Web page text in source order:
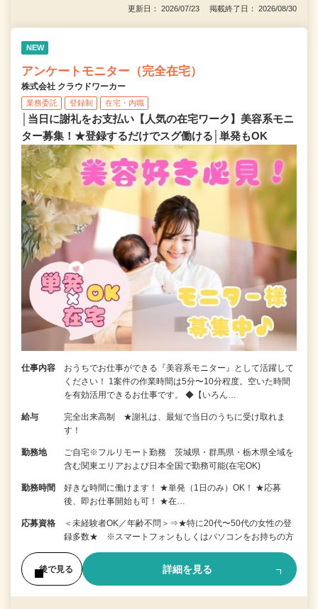
更新日： 2026/07/23 掲載終了日： 2026/08/30
NEW
アンケートモニター（完全在宅）
株式会社 クラウドワーカー
業務委託 登録制 在宅・内職
│当日に謝礼をお支払い【人気の在宅ワーク】美容系モニ
ター募集！★登録するだけでスグ働ける│単発もOK
仕事内容
おうちでお仕事ができる『美容系モニター』として活躍して
ください！ 1案件の作業時間は5分〜10分程度。空いた時間
を有効活用できるお仕事です。 ◆【いろん…
給与
完全出来高制 ★謝礼は、最短で当日のうちに受け取れま
す！
勤務地
ご自宅※フルリモート勤務 茨城県・群馬県・栃木県全域を
含む関東エリアおよび日本全国で勤務可能(在宅OK)
勤務時間
好きな時間に働けます！ ★単発（1日のみ）OK！ ★応募
後、即お仕事開始も可！ ★在…
応募資格
＜未経験者OK／年齢不問＞⇒★特に20代〜50代の女性の登
録多数★ ※スマートフォンもしくはパソコンをお持ちの方
後で見る 詳細を見る